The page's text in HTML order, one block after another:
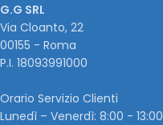
G.G SRL
Via Cloanto, 22
00155 - Roma
P.I. ‭18093991000
Orario Servizio Clienti
Lunedì – Venerdì: 8:00 -